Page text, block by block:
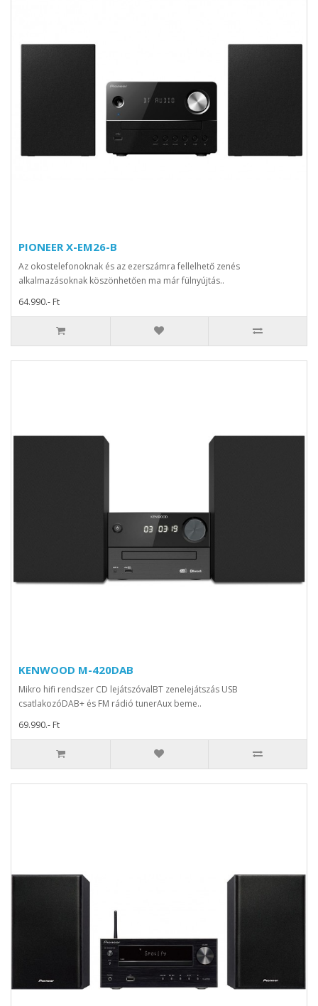
PIONEER X-EM26-B
Az okostelefonoknak és az ezerszámra fellelhető zenés
alkalmazásoknak köszönhetően ma már fülnyújtás..
64.990.- Ft
KENWOOD M-420DAB
Mikro hifi rendszer CD lejátszóvalBT zenelejátszás USB
csatlakozóDAB+ és FM rádió tunerAux beme..
69.990.- Ft